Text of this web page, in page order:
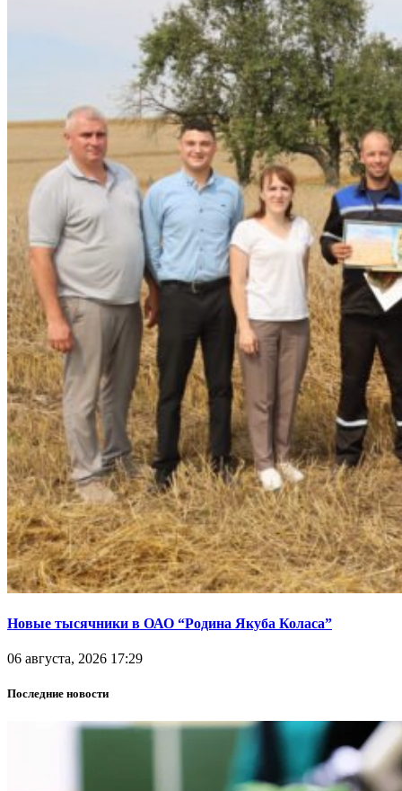
Новые тысячники в ОАО “Родина Якуба Коласа”
06 августа, 2026 17:29
Последние новости